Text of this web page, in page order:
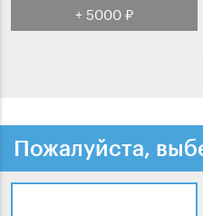
+ 5000 ₽
Пожалуйста,